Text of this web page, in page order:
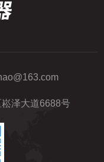
泽大道6688号